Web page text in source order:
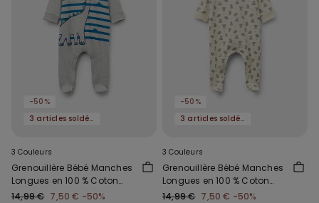
-50%
3 articles soldés, -70 %
3 Couleurs
Grenouillère Bébé Manches
Longues en 100 % Coton
avec Pieds
14,99 € 7,50 € -50%
-50%
3 articles soldés, -70 %
3 Couleurs
Grenouillère Bébé Manches
Longues en 100 % Coton
avec Pieds
14,99 € 7,50 € -50%